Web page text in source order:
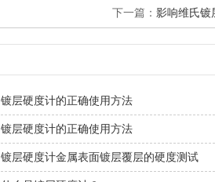
下一篇： 影响维氏镀
镀层硬度计的正确使用方法
镀层硬度计的正确使用方法
镀层硬度计金属表面镀层覆层的硬度测试